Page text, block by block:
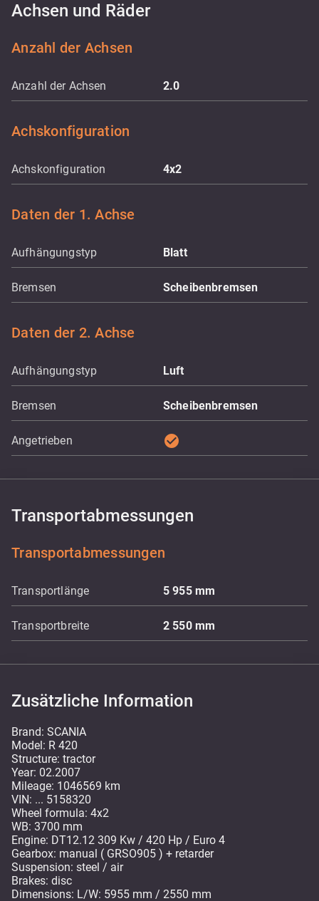
Achsen und Räder
Anzahl der Achsen
Anzahl der Achsen 2.0
Achskonfiguration
Achskonfiguration 4x2
Daten der 1. Achse
Aufhängungstyp Blatt
Bremsen Scheibenbremsen
Daten der 2. Achse
Aufhängungstyp Luft
Bremsen Scheibenbremsen
Angetrieben check_circle
Transportabmessungen
Transportabmessungen
Transportlänge 5 955 mm
Transportbreite 2 550 mm
Zusätzliche Information
Brand: SCANIA
Model: R 420
Structure: tractor
Year: 02.2007
Mileage: 1046569 km
VIN: ... 5158320
Wheel formula: 4x2
WB: 3700 mm
Engine: DT12.12 309 Kw / 420 Hp / Euro 4
Gearbox: manual ( GRSO905 ) + retarder
Suspension: steel / air
Brakes: disc
Dimensions: L/W: 5955 mm / 2550 mm